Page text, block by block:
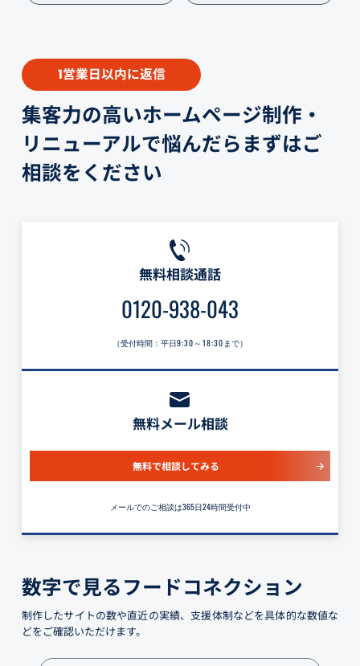
1営業日以内に返信
集客力の高いホームページ制作・
リニューアルで悩んだらまずはご
相談をください
無料相談通話
0120-938-043
（受付時間：平日9:30～18:30 まで）
無料メール相談
無料で相談してみる
メールでのご相談は365日24時間受付中
数字で見るフードコネクション
制作したサイトの数や直近の実績、支援体制などを具体的な数値な
どをご確認いただけます。